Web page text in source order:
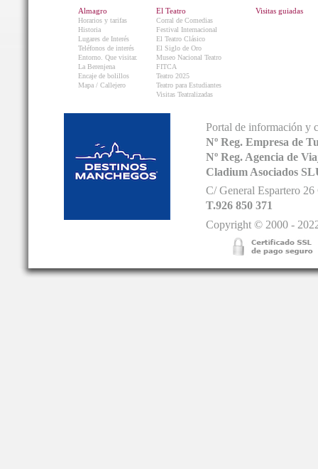
Almagro
Horarios y tarifas
Historia
Lugares de Interés
Teléfonos de interés
Entorno. Que visitar.
La Berenjena
Encaje de bolillos
Mapa / Callejero
El Teatro
Corral de Comedias
Festival Internacional
El Teatro Clásico
El Siglo de Oro
Museo Nacional Teatro
FITCA
Teatro 2025
Teatro para Estudiantes
Visitas Teatralizadas
Visitas guiadas
Portal de información y
Nº Reg. Empresa de
Nº Reg. Agencia de
Cladium Asociados
C/ General Espartero
T.926 850 371
Copyright © 2000 -